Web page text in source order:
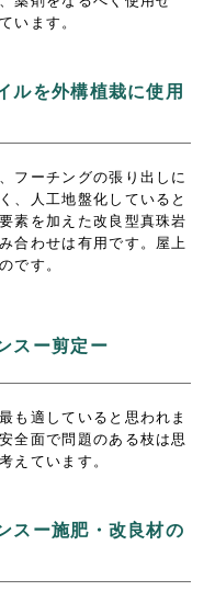
います。
ルを外構植栽に使用
フーチングの張り出しに
、人工地盤化していると
素を加えた改良型真珠岩
合わせは有用です。屋上
です。
スー剪定ー
も適していると思われま
全面で問題のある枝は思
えています。
スー施肥・改良材の